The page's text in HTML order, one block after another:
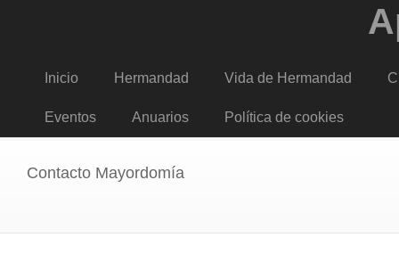
Inicio Hermandad Vida de Hermandad
Eventos Anuarios Política de cookies
Contacto Mayordomía